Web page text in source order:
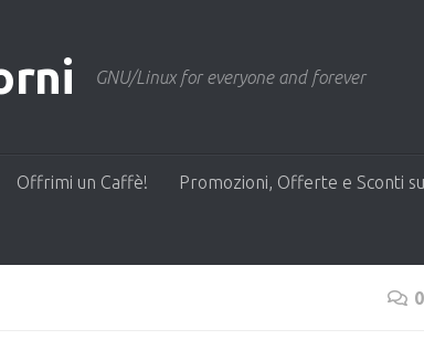
GNU/Linux for everyone and forever
Offrimi un Caffè! Promozioni, Offerte e Sconti
0